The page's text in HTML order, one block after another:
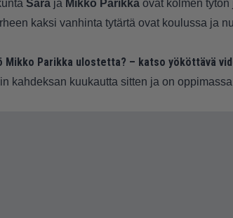
Sara ja Mikko Parikka ovat kolmen
kaksi vanhinta tytärtä ovat koulussa ja
Mikko Parikka ulostetta? – katso yököttävä
kahdeksan kuukautta sitten ja on